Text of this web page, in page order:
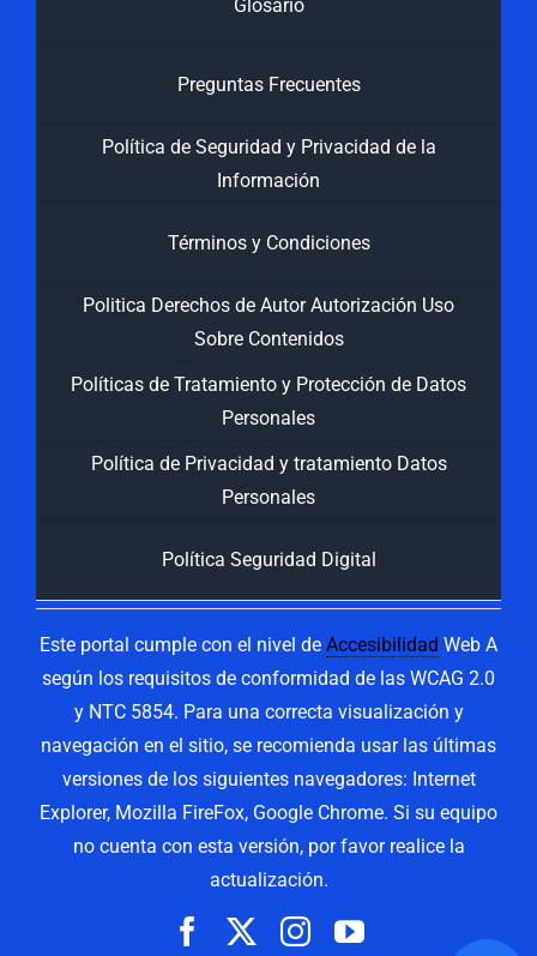
Glosario
Preguntas Frecuentes
Política de Seguridad y Privacidad de la
Información
Términos y Condiciones
Politica Derechos de Autor Autorización Uso
Sobre Contenidos
Políticas de Tratamiento y Protección de Datos
Personales
Política de Privacidad y tratamiento Datos
Personales
Política Seguridad Digital
Este portal cumple con el nivel de Accesibilidad Web A
según los requisitos de conformidad de las WCAG 2.0
y NTC 5854. Para una correcta visualización y
navegación en el sitio, se recomienda usar las últimas
versiones de los siguientes navegadores: Internet
Explorer, Mozilla FireFox, Google Chrome. Si su equipo
no cuenta con esta versión, por favor realice la
actualización.